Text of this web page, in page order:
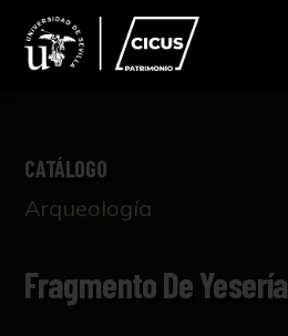
CATÁLOGO
Arqueología
Fragmento De Yesería